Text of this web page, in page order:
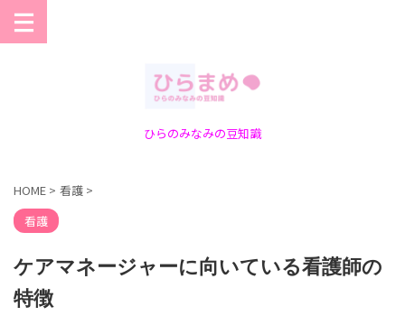
ひらのみなみの豆知識
HOME > 看護 >
看護
ケアマネージャーに向いている看護師の
特徴